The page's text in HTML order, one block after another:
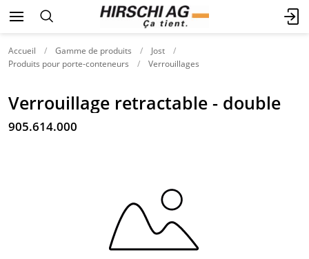
Accueil Gamme de produits
Jost
Produits pour porte-conteneurs
Verrouillages
Verrouillage retractable - double
905.614.000